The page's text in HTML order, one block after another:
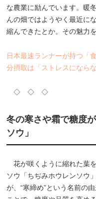
な農業に励んでいます。暖
んの畑ではようやく最近に
縮んできたとか。その魅力
日本最速ランナーが持つ「
分摂取は「ストレスになら
◇ ◇ ◇
冬の寒さや霜で糖度
ソウ」
花が咲くように縮れた葉
ソウ「ちぢみホウレンソウ
が、“寒締め”という名前の